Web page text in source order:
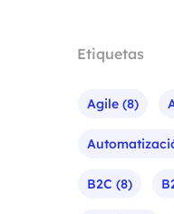
Etiquetas
Agile(8)
B2C (8)